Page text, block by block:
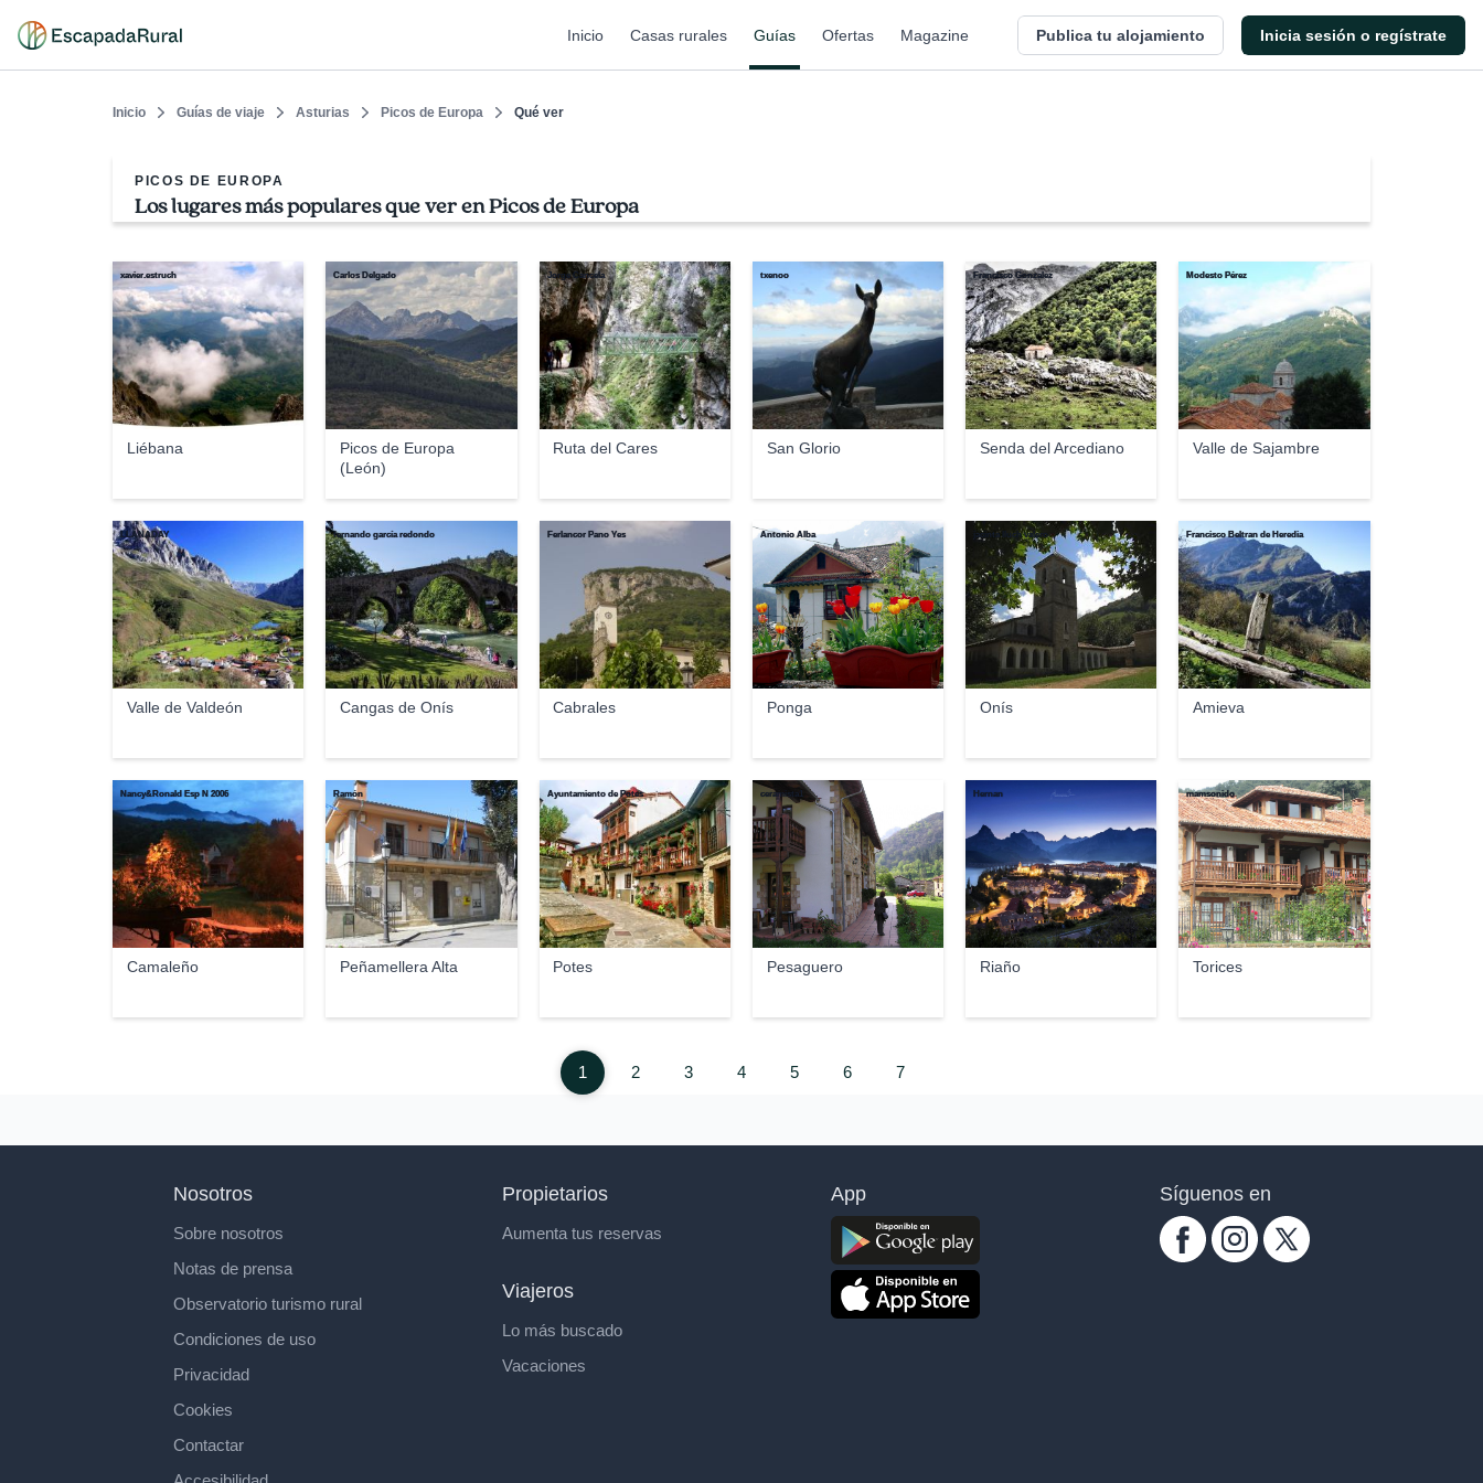
Inicio Casas rurales Guías Ofertas Magazine Publica tu alojamiento Inicia sesión o regístrate
Inicio Guías de viaje Asturias Picos de Europa Qué ver
PICOS DE EUROPA
Los lugares más populares que ver en Picos de Europa
Liébana
xavier.estruch
Picos de Europa
(León)
Carlos Delgado
Ruta del Cares
Jorge Cancela
San Glorio
txenoo
Senda del Arcediano
Francisco Gonzalez
Valle de Sajambre
Modesto Pérez
Valle de Valdeón
LLANADAY
Cangas de Onís
fernando garcía redondo
Cabrales
Ferlancor Pano Yes
Ponga
Antonio Alba
Onís
jacinta lluch valero
Amieva
Francisco Beltran de Heredia
Camaleño
Nancy&Ronald Esp N 2006
Peñamellera Alta
Ramón
Potes
Ayuntamiento de Potes
Pesaguero
ceramista1
Riaño
Hernan
Torices
mamsonido
1 2 3 4 5 6 7
Nosotros
Sobre nosotros
Notas de prensa
Observatorio turismo rural
Condiciones de uso
Privacidad
Cookies
Contactar
Propietarios
Aumenta tus reservas
Viajeros
Lo más buscado
Vacaciones
App Síguenos en